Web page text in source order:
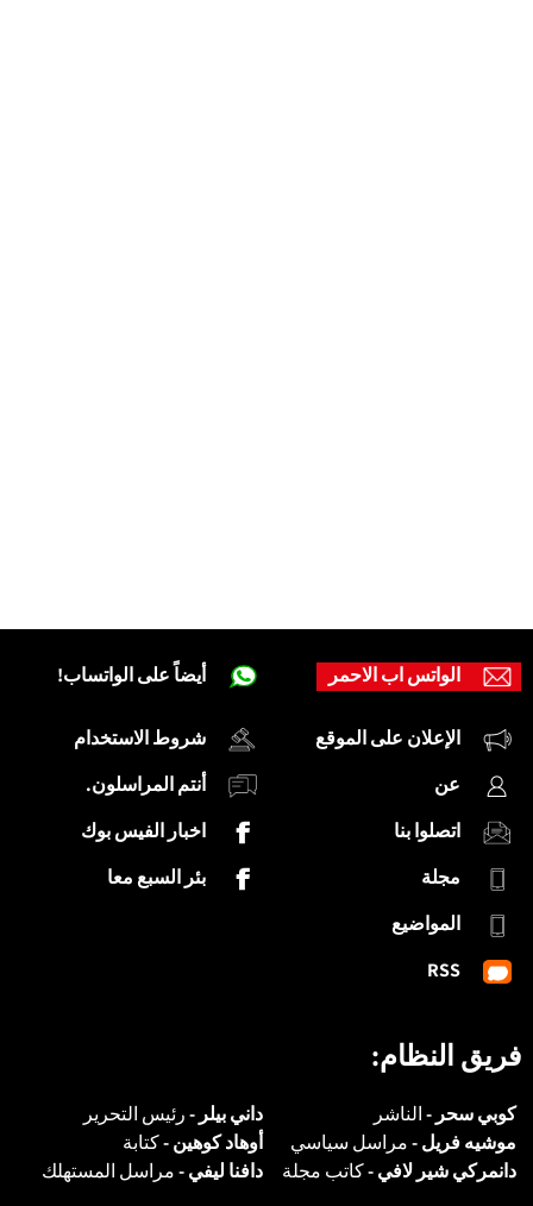
أيضاً على الواتساب!
شروط الاستخدام
أنتم المراسلون.
اخبار الفيس بوك
بئر السبع معا
الواتس اب الاحمر
الإعلان على الموقع
عن
اتصلوا بنا
مجلة
المواضيع
RSS
فريق النظام:
كوبي سحر -الناشر داني بيلر -رئيس التحرير
موشيه فريل -مراسل سياسي أوهاد كوهين -كتابة
دانمركي شير لافي -كاتب مجلة دافنا ليفي -مراسل المستهلك